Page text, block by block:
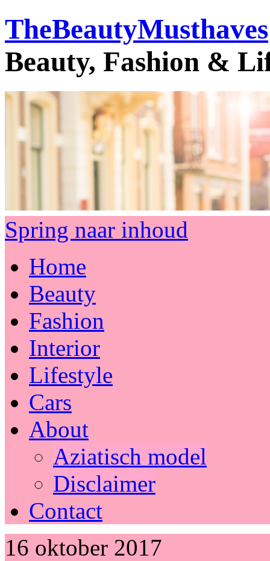
TheBeautyMusthaves
Beauty, Fashion &
Spring naar inhoud
Home
Beauty
Fashion
Interior
Lifestyle
Cars
About
Aziatisch model
Disclaimer
Contact
16 oktober 2017